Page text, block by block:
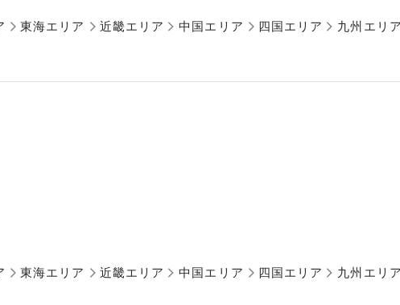
東海エリア 近畿エリア 中国エリア 四国エリア 九州エリア
東海エリア 近畿エリア 中国エリア 四国エリア 九州エリア